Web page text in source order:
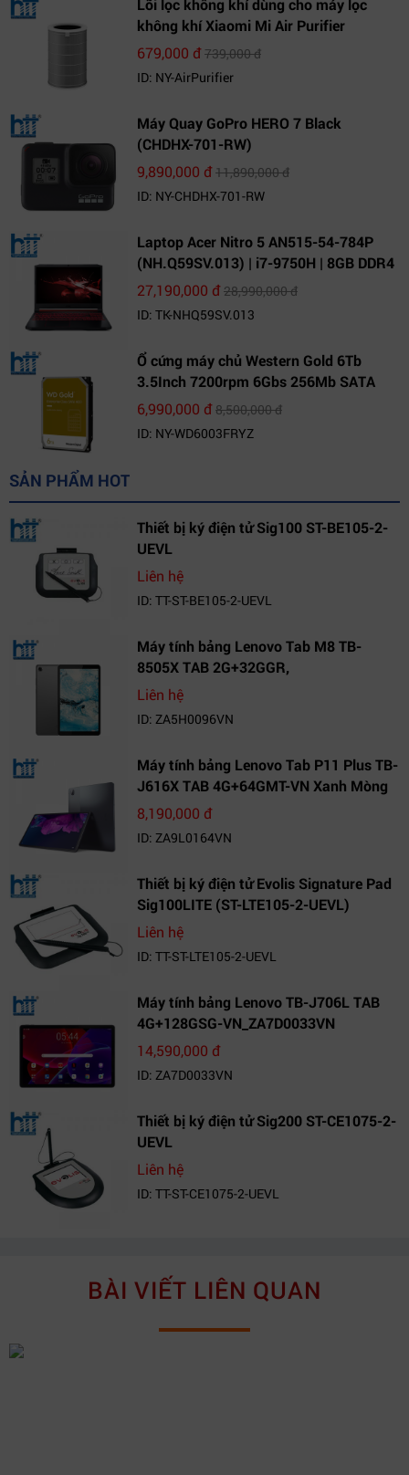
Lõi lọc không khí dùng cho máy lọc
không khí Xiaomi Mi Air Purifier
679,000 đ739,000 đ
ID: NY-AirPurifier
Máy Quay GoPro HERO 7 Black
(CHDHX-701-RW)
9,890,000 đ11,890,000 đ
ID: NY-CHDHX-701-RW
Laptop Acer Nitro 5 AN515-54-784P
(NH.Q59SV.013) | i7-9750H | 8GB DDR4
| 1TB HDD | GeForce GTX 1650 4GB |
27,190,000 đ28,990,000 đ
ID: TK-NHQ59SV.013
Ổ cứng máy chủ Western Gold 6Tb
3.5Inch 7200rpm 6Gbs 256Mb SATA
(WD6003FRYZ)
6,990,000 đ8,500,000 đ
ID: NY-WD6003FRYZ
SẢN PHẨM HOT
Thiết bị ký điện tử Sig100 ST-BE105-2-
UEVL
Liên hệ
ID: TT-ST-BE105-2-UEVL
Máy tính bảng Lenovo Tab M8 TB-
8505X TAB 2G+32GGR,
VN_ZA5H0096VN
Liên hệ
ID: ZA5H0096VN
Máy tính bảng Lenovo Tab P11 Plus TB-
J616X TAB 4G+64GMT-VN Xanh Mòng
Két_ZA9L0164VN
8,190,000 đ
ID: ZA9L0164VN
Thiết bị ký điện tử Evolis Signature Pad
Sig100LITE (ST-LTE105-2-UEVL)
Liên hệ
ID: TT-ST-LTE105-2-UEVL
Máy tính bảng Lenovo TB-J706L TAB
4G+128GSG-VN_ZA7D0033VN
14,590,000 đ
ID: ZA7D0033VN
Thiết bị ký điện tử Sig200 ST-CE1075-2-
UEVL
Liên hệ
ID: TT-ST-CE1075-2-UEVL
BÀI VIẾT LIÊN QUAN